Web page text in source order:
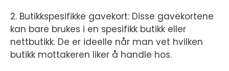
2. Butikkspesifikke gavekort: Disse gavekortene
kan bare brukes i en spesifikk butikk eller
nettbutikk. De er ideelle når man vet hvilken
butikk mottakeren liker å handle hos.